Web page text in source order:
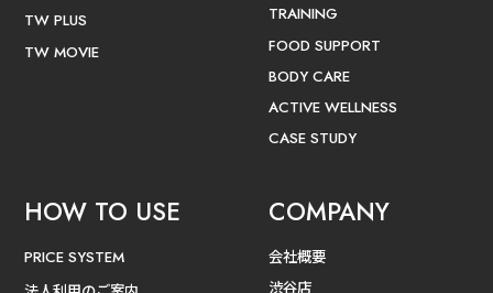
TW PLUS
TW MOVIE
TRAINING
FOOD SUPPORT
BODY CARE
ACTIVE WELLNESS
CASE STUDY
HOW TO USE
PRICE SYSTEM
COMPANY
会社概要
渋谷店